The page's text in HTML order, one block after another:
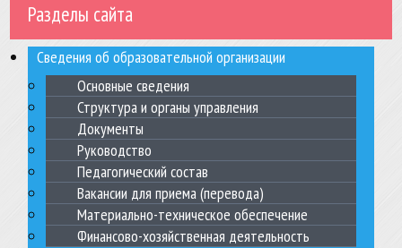
Разделы сайта
Сведения об образовательной организации
Основные сведения
Структура и органы управления
Документы
Руководство
Педагогический состав
Вакансии для приема (перевода)
Материально-техническое обеспечение
Финансово-хозяйственная деятельность